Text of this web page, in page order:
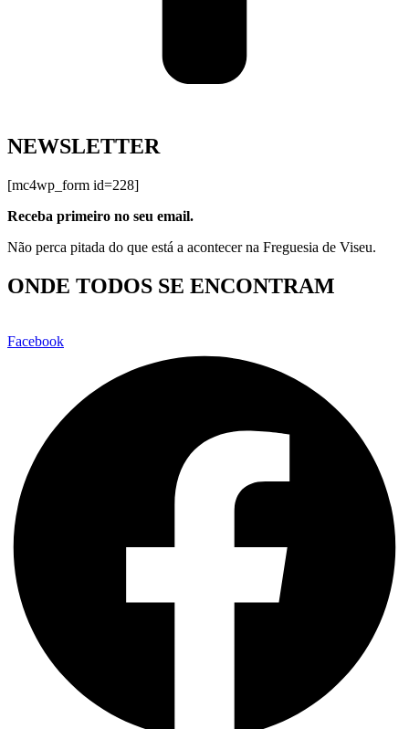
NEWSLETTER
[mc4wp_form id=228]
Receba primeiro no seu email.
Não perca pitada do que está a acontecer na Freguesia de Viseu.
ONDE TODOS SE ENCONTRAM
Facebook